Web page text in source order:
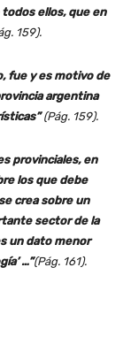
ellos, que en
159).
fue y es motivo de
argentina
(Pág. 159).
provinciales, en
los que debe
crea sobre un
sector de la
un dato menor
…”(Pág. 161).